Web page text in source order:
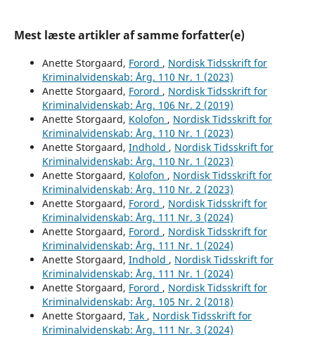
Mest læste artikler af samme forfatter(e)
Anette Storgaard, Forord , Nordisk Tidsskrift for
Kriminalvidenskab: Årg. 110 Nr. 1 (2023)
Anette Storgaard, Forord , Nordisk Tidsskrift for
Kriminalvidenskab: Årg. 106 Nr. 2 (2019)
Anette Storgaard, Kolofon , Nordisk Tidsskrift for
Kriminalvidenskab: Årg. 110 Nr. 1 (2023)
Anette Storgaard, Indhold , Nordisk Tidsskrift for
Kriminalvidenskab: Årg. 110 Nr. 1 (2023)
Anette Storgaard, Kolofon , Nordisk Tidsskrift for
Kriminalvidenskab: Årg. 110 Nr. 2 (2023)
Anette Storgaard, Forord , Nordisk Tidsskrift for
Kriminalvidenskab: Årg. 111 Nr. 3 (2024)
Anette Storgaard, Forord , Nordisk Tidsskrift for
Kriminalvidenskab: Årg. 111 Nr. 1 (2024)
Anette Storgaard, Indhold , Nordisk Tidsskrift for
Kriminalvidenskab: Årg. 111 Nr. 1 (2024)
Anette Storgaard, Forord , Nordisk Tidsskrift for
Kriminalvidenskab: Årg. 105 Nr. 2 (2018)
Anette Storgaard, Tak , Nordisk Tidsskrift for
Kriminalvidenskab: Årg. 111 Nr. 3 (2024)